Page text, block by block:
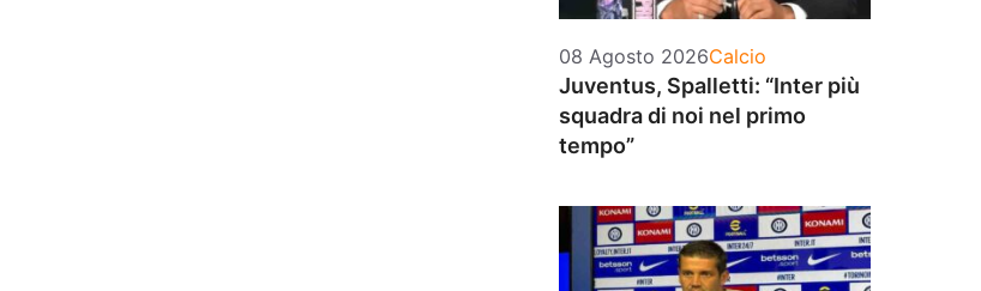
08 Agosto 2026Categorie
Calcio
Juventus, Spalletti: “Inter più
squadra di noi nel primo
tempo”